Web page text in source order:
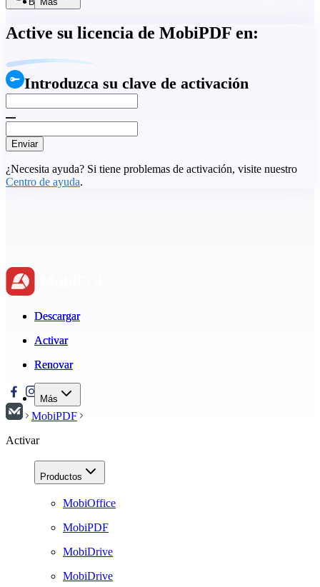
Active su licencia de MobiPDF en:
Introduzca su clave de activación
Enviar
¿Necesita ayuda? Si tiene problemas de activación, visite nuestro
Centro de ayuda.
Descargar
Activar
Renovar
Más
Descargar
Activar
Renovar
MobiPDF
Activar
Productos
MobiOffice
MobiPDF
MobiDrive
MobiDrive